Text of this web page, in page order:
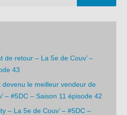
de retour – La 5e de Couv’ –
43
le meilleur vendeur de
– #5DC – Saison 11 épisode 42
– La 5e de Couv’ – #5DC –